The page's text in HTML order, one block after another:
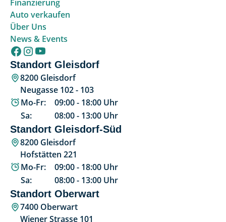
Finanzierung
Auto verkaufen
Über Uns
News & Events
Standort Gleisdorf
8200 Gleisdorf
Neugasse 102 - 103
Mo-Fr:
09:00- 18:00 Uhr
Sa:
08:00- 13:00 Uhr
Standort Gleisdorf-Süd
8200 Gleisdorf
Hofstätten 221
Mo-Fr:
09:00- 18:00 Uhr
Sa:
08:00- 13:00 Uhr
Standort Oberwart
7400 Oberwart
Wiener Strasse 101